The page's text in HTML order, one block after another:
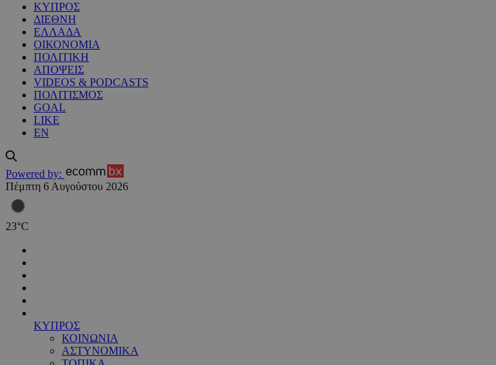
ΚΥΠΡΟΣ
ΔΙΕΘΝΗ
ΕΛΛΑΔΑ
ΟΙΚΟΝΟΜΙΑ
ΠΟΛΙΤΙΚΗ
ΑΠΟΨΕΙΣ
VIDEOS & PODCASTS
ΠΟΛΙΤΙΣΜΟΣ
GOAL
LIKE
EN
Powered by:
Πέμπτη 6 Αυγούστου 2026
23°C
ΚΥΠΡΟΣ
ΚΟΙΝΩΝΙΑ
ΑΣΤΥΝΟΜΙΚΑ